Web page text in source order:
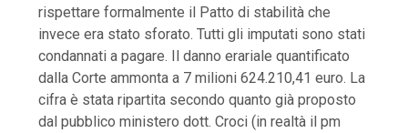
rispettare formalmente il Patto di stabilità che
invece era stato sforato. Tutti gli imputati sono stati
condannati a pagare. Il danno erariale quantificato
dalla Corte ammonta a 7 milioni 624.210,41 euro. La
cifra è stata ripartita secondo quanto già proposto
dal pubblico ministero dott. Croci (in realtà il pm